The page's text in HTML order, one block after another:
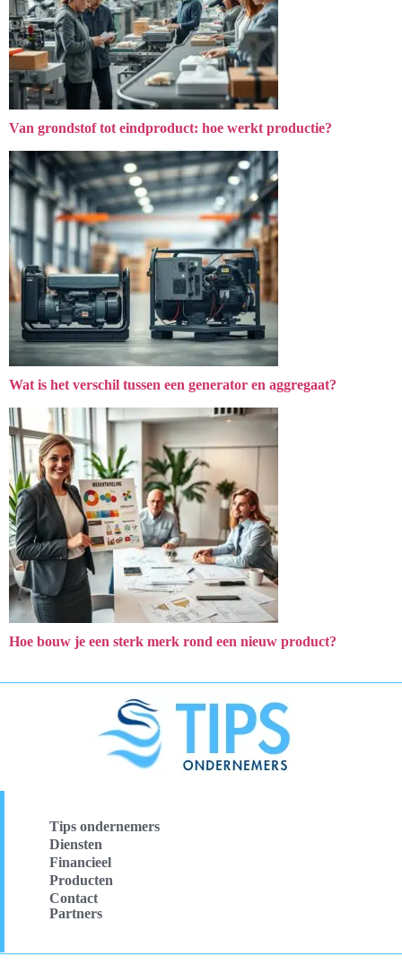
Van grondstof tot eindproduct: hoe werkt productie?
Wat is het verschil tussen een generator en aggregaat?
Hoe bouw je een sterk merk rond een nieuw product?
Tips ondernemers
Diensten
Financieel
Producten
Contact
Partners